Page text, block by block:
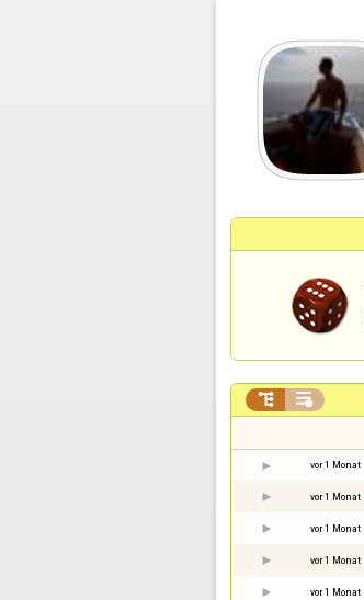
 
vor 1 Monat
vor 1 Monat
vor 1 Monat
vor 1 Monat
vor 1 Monat